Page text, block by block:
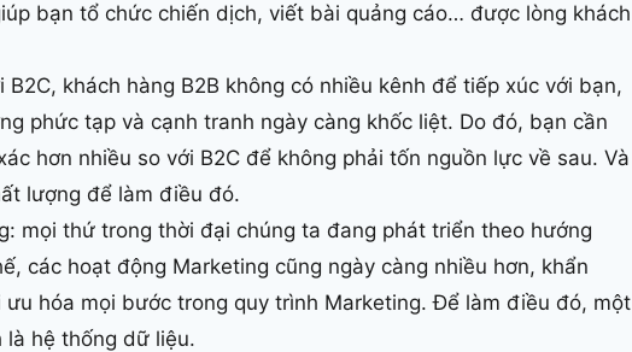
bạn tổ chức chiến dịch, viết bài quảng cáo… được lòng khách
B2C, khách hàng B2B không có nhiều kênh để tiếp xúc với bạn,
phức tạp và cạnh tranh ngày càng khốc liệt. Do đó, bạn cần
hơn nhiều so với B2C để không phải tốn nguồn lực về sau. Và
lượng để làm điều đó.
mọi thứ trong thời đại chúng ta đang phát triển theo hướng
các hoạt động Marketing cũng ngày càng nhiều hơn, khẩn
hóa mọi bước trong quy trình Marketing. Để làm điều đó, một
là hệ thống dữ liệu.